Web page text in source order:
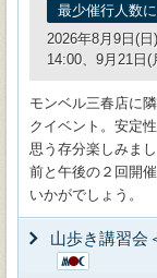
最少催行人数
2026年8月9日(日
14:00、9月21日
モンベル三春店に
クイベント。安定
思う存分楽しみま
前と午後の２回開
いかがでしょう。
山歩き講習会